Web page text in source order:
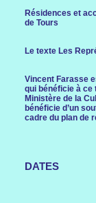
DATES
Résidences et
de Tours
Le texte Les
Vincent Farasse
qui bénéficie à ce
Ministère de la
bénéficie d’un
cadre du plan de